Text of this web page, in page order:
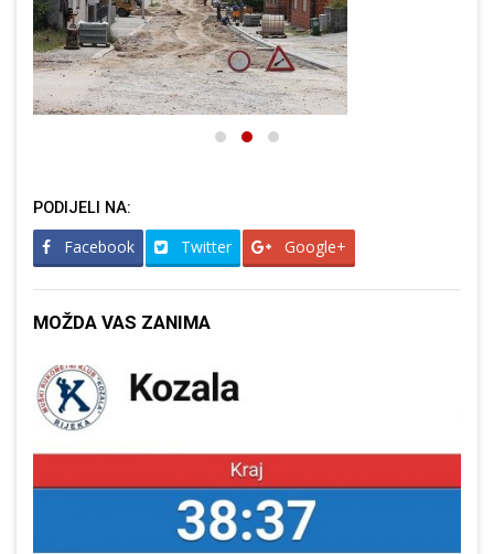
PODIJELI NA:
Facebook Twitter Google+
MOŽDA VAS ZANIMA